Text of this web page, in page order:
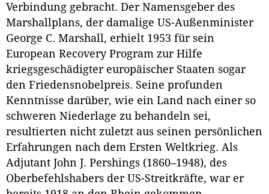
Verbindung gebracht. Der Namensgeber des
Marshallplans, der damalige US-Außenminister
George C. Marshall, erhielt 1953 für sein
European Recovery Program zur Hilfe
kriegsgeschädigter europäischer Staaten sogar
den Friedensnobelpreis. Seine profunden
Kenntnisse darüber, wie ein Land nach einer so
schweren Niederlage zu behandeln sei,
resultierten nicht zuletzt aus seinen persönlichen
Erfahrungen nach dem Ersten Weltkrieg. Als
Adjutant John J. Pershings (1860–1948), des
Oberbefehlshabers der US-Streitkräfte, war er